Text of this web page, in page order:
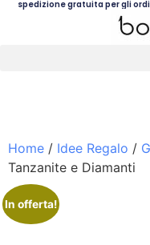
spedizione gratuita per gli
Home / Idee Regalo /
Tanzanite e Diamanti
In offerta!